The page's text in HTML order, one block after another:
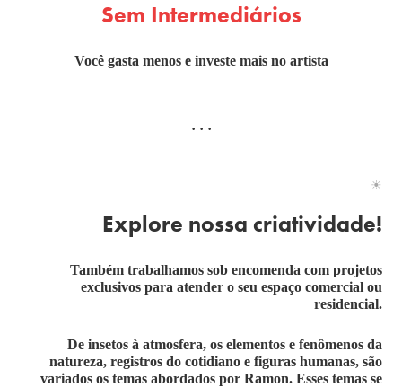
Sem Intermediários
Você gasta menos e investe mais no artista
· · ·
☀
Explore nossa criatividade!
Também trabalhamos sob encomenda com projetos
exclusivos para atender o seu espaço comercial ou
residencial.
De insetos à atmosfera, os elementos e fenômenos da
natureza, registros do cotidiano e figuras humanas, são
variados os temas abordados por Ramon. Esses temas se